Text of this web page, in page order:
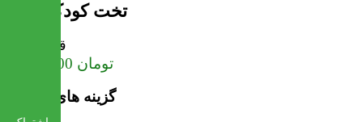
تخت کودک سوین
قیمت
41,250,000 تومان
گزینه های محصول